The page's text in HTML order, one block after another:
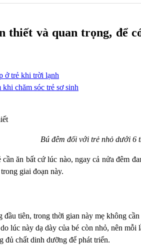
và quan trọng, để
ở trẻ khi trời lạnh
chăm sóc trẻ sơ sinh
Bú đêm đối với trẻ nhỏ dưới 6
ăn bất cứ lúc nào, ngay cả nửa
trong giai đoạn này.
tiên, trong thời gian này mẹ không
lúc này dạ dày của bé còn nhỏ, nên
đủ chất dinh dưỡng để phát triển.